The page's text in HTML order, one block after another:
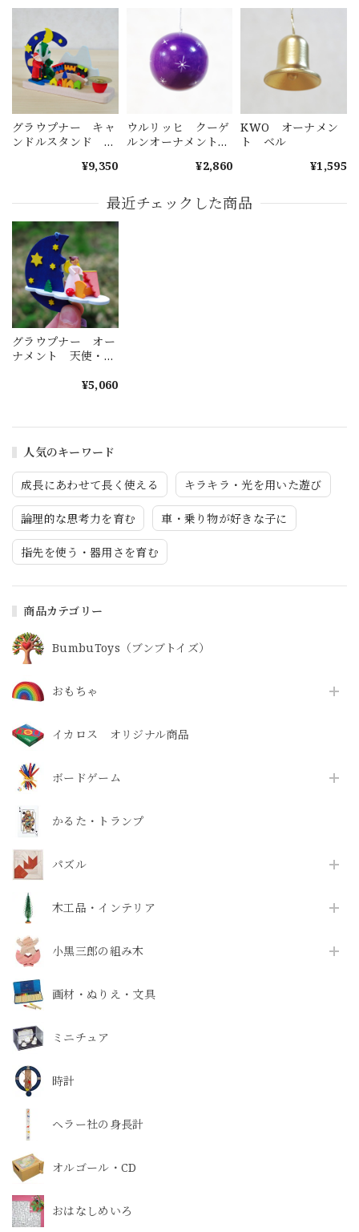
人気のキーワード
成長にあわせて長く使える キラキラ・光を用いた遊び
論理的な思考力を育む 車・乗り物が好きな子に
指先を使う・器用さを育む
商品カテゴリー
BumbuToys（ブンブトイズ）
おもちゃ
イカロス オリジナル商品
ボードゲーム
かるた・トランプ
パズル
木工品・インテリア
小黒三郎の組み木
画材・ぬりえ・文具
ミニチュア
時計
ヘラー社の身長計
オルゴール・CD
おはなしめいろ
グラウプナー キャ
ンドルスタンド ス
¥9,350
ウルリッヒ クーゲ
ルンオーナメント
¥2,860
KWO オーナメン
ト ベル
¥1,595
最近チェックした商品
グラウプナー オー
ナメント 天使・ゆ
¥5,060